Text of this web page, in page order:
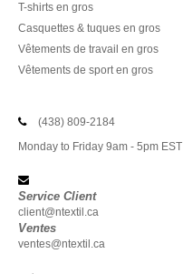
T-shirts en gros
Casquettes & tuques en gros
Vêtements de travail en gros
Vêtements de sport en gros
(438) 809-2184
Monday to Friday 9am - 5pm EST
Service Client
client@ntextil.ca
Ventes
ventes@ntextil.ca